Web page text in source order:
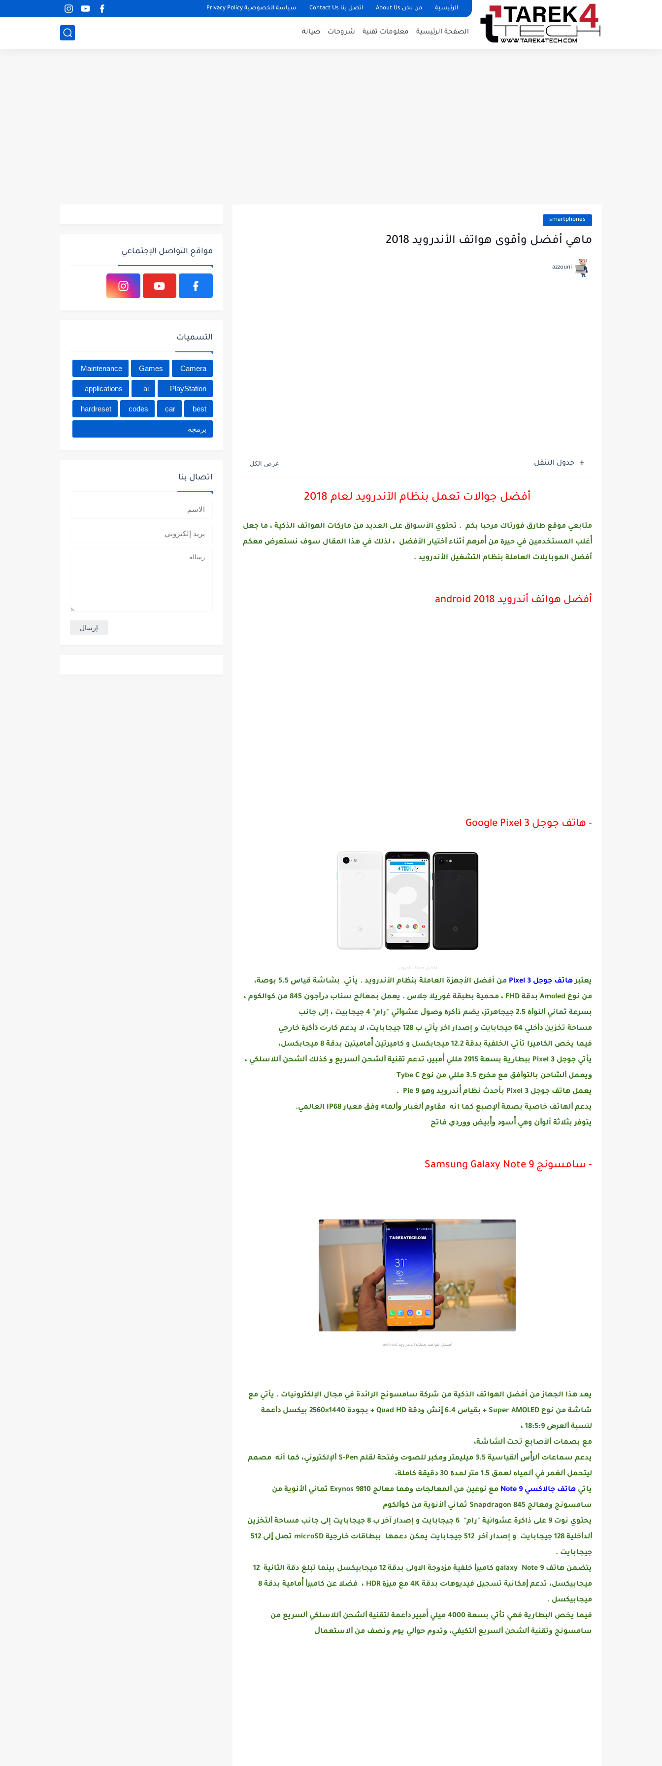
الرئيسية من نحن About Us اتصل بنا Contact Us سياسة الخصوصية Privacy Policy
الصفحة الرئيسية معلومات تقنية شروحات صيانة
smartphones
ماهي أفضل وأقوى هواتف الأندرويد 2018
azzouni
جدول التنقل
أفضل جوالات تعمل بنظام الآندرويد لعام 2018
متابعي موقع طارق فورتاك مرحبا بكم . تحتوي الأسواق على العديد من ماركات الهواتف الذكية ، ما جعل
ﺃﻏﻠﺐ المستخدمين ﻓﻲ ﺣﻴﺮﺓ ﻣﻦ ﺃﻣﺮﻫﻢ أثناء ﺍﺧﺘﻴﺎﺭ الأفضل ، ﻟﺬﻟﻚ في هذا المقال سوف نستعرض معكم
أفضل الموبايلات العاملة بنظام التشغيل الأندرويد .
أفضل هواتف أندرويد android 2018
- هاتف ﺟﻮﺟﻞ Google Pixel 3
أفضل هواتف أندرويد
يعتبر هاتف ﺟﻮﺟﻞ Pixel 3
من أفضل الأجهزة العاملة بنظام الآندرويد . يأتي ﺑﺸﺎﺷﺔ ﻗﻴﺎﺱ 5.5 ﺑﻮﺻﺔ،
ﻣﻦ ﻧﻮﻉ Amoled ﺑﺪﻗﺔ FHD ، ﻣﺤﻤﻴﺔ ﺑﻄﺒﻘﺔ ﻏﻮﺭﻳﻼ ﺟﻼﺱ . يعمل ﺑﻤﻌﺎﻟﺞ ﺳﻨﺎﺏ ﺩﺭﺍﺟﻮﻥ 845 من كوالكوم ،
بسرعة ﺛﻤﺎﻧﻲ ﺍﻟﻨﻮﺍﺓ 2.5 ﺟﻴﺠﺎﻫﺮﺗﺰ، يضم ذﺍﻛﺮﺓ ﻭﺻﻮﻝ ﻋﺸﻮﺍﺋﻲ "رام" 4 ﺟﻴﺠﺎبيت ، إلى جانب
مساحة ﺗﺨﺰﻳﻦ ﺩﺍﺧﻠﻲ 64 ﺟﻴﺠﺎﺑﺎﻳﺖ ﻭ إصدار اخر يأتي ب 128 ﺟﻴﺠﺎﺑﺎﻳﺖ، ﻻ ﻳﺪﻋﻢ ﻛﺎﺭﺕ ﺫﺍﻛﺮﺓ ﺧﺎﺭﺟﻲ
فيما يخص الكاميرا تأتي الخلفية ﺑﺪﻗﺔ 12.2 ﻣﻴﺠﺎﺑﻜﺴﻞ و ﻛﺎﻣﻴﺮﺗﻴﻦ ﺃﻣﺎﻣﻴﺘﻴﻦ ﺑﺪﻗﺔ 8 ﻣﻴﺠﺎﺑﻜﺴﻞ،
يأتي ﺟﻮﺟﻞ Pixel 3 ﺑﺒﻄﺎﺭﻳﺔ ﺑﺴﻌﺔ 2915 ﻣﻠﻠﻲ ﺃﻣﺒﻴﺮ، تدعم تقنية ﺍﻟﺸﺤﻦ ﺍﻟﺴﺮﻳﻊ ﻭ كذلك ﺍﻟﺸﺤﻦ ﺍﻟﻼﺳﻠﻜﻲ ،
ﻭﻳﻌﻤﻞ ﺍﻟﺸﺎﺣﻦ ﺑﺎﻟﺘﻮﺍﻓﻖ ﻣﻊ ﻣﺨﺮﺝ 3.5 ﻣﻠﻠﻲ ﻣﻦ ﻧﻮﻉ Tybe C
ﻳﻌﻤﻞ ﻫﺎﺗﻒ ﺟﻮﺟﻞ Pixel 3 بأحدث نظام ﺃﻧﺪﺭﻭﻳﺪ وهو 9 Pie .
ﻳﺪﻋﻢ ﺍﻟﻬﺎﺗﻒ ﺧﺎﺻﻴﺔ ﺑﺼﻤﺔ ﺍﻹﺻﺒﻊ كما انه ﻣﻘﺎﻭم ﺍﻟﻐﺒﺎﺭ ﻭﺍﻟﻤﺎﺀ وفق معيار IP68 العالمي.
يتوفر بثلاثة أﻟﻮﺍﻥ وهي ﺃﺳﻮﺩ ﻭﺃﺑﻴﺾ ﻭﻭﺭﺩﻱ ﻓﺎﺗﺢ
- سامسونج Samsung Galaxy Note 9
أفضل هواتف بنظام الآندرويد android
يعد هذا الجهاز من أفضل الهواتف الذكية من شركة سامسونج الرائدة في مجال الإلكترونيات . يأتي مع
شاﺷﺔ ﻣﻦ ﻧﻮﻉ Super AMOLED + ﺑﻘﻴﺎﺱ 6.4 ﺇﻧﺶ ﻭﺩﻗﺔ Quad HD + بجودة 1440×2560 ﺑﻴﻜﺴﻞ ﺩﺍﻋﻤﺔ
ﻟﻨﺴﺒﺔ ﺍﻟﻌﺮﺽ 18:5:9 ،
مع ﺑﺼﻤﺎﺕ ﺍﻷﺻﺎﺑﻊ ﺗﺤﺖ ﺍﻟﺸﺎﺷﺔ،
يدعم ﺳﻤﺎﻋﺎﺕ ﺍﻟﺮﺃﺱ ﺍﻟﻘﻴﺎﺳﻴﺔ 3.5 ﻣﻴﻠﻴﻤﺘﺮ ﻭﻣﻜﺒﺮ ﻟﻠﺼﻮﺕ ﻭﻓﺘﺤﺔ ﻟﻘﻠﻢ S-Pen ﺍﻹﻟﻜﺘﺮﻭﻧﻲ، كما أنه ﻣﺼﻤﻢ
ﻟﻴﺘﺤﻤﻞ ﺍﻟﻐﻤﺮ ﻓﻲ ﺍﻟﻤﻴﺎﻩ ﻟﻌﻤﻖ 1.5 ﻣﺘﺮ ﻟﻤﺪﺓ 30 ﺩﻗﻴﻘﺔ ﻛﺎﻣﻠﺔ،
ياتي هاتف جالاكسي Note 9
مع ﻧﻮﻋﻴﻦ ﻣﻦ ﺍﻟﻤﻌﺎﻟﺠﺎﺕ ﻭﻫﻤﺎ ﻣﻌﺎﻟﺞ Exynos 9810 ﺛﻤﺎﻧﻲ ﺍﻷﻧﻮﻳﺔ ﻣﻦ
ﺳﺎﻣﺴﻮﻧﺞ ﻭﻣﻌﺎﻟﺞ Snapdragon 845 ﺛﻤﺎﻧﻲ ﺍﻷﻧﻮﻳﺔ ﻣﻦ ﻛﻮﺍﻟﻜﻮﻡ
يحتوي نوت 9 على ذاكرة عشوائية "رام" 6 جيجابايت و إصدار آخر ب 8 ﺟﻴﺠﺎﺑﺎﻳﺖ إلى جانب ﻣﺴﺎﺣﺔ ﺍﻟﺘﺨﺰﻳﻦ
ﺍﻟﺪﺍﺧﻠﻴﺔ 128 جيجابايت و إصدار آخر 512 ﺟﻴﺠﺎﺑﺎﻳﺖ يمكن دعمها ببطاﻗﺎﺕ ﺧﺎﺭﺟﻴﺔ microSD تصل ﺇﻟﻰ 512
ﺟﻴﺠﺎﺑﺎﻳﺖ .
يتضمن هاتف galaxy Note 9 ﻛﺎﻣﻴﺮﺍ ﺧﻠﻔﻴﺔ ﻣﺰﺩﻭﺟﺔ الاولى ﺑﺪﻗﺔ 12 ﻣﻴﺠﺎﺑﻴﻜﺴﻞ بينما تبلغ دقة الثانية 12
ﻣﻴﺠﺎﺑﻴﻜﺴﻞ، ﺗﺪﻋﻢ ﺇﻣﻜﺎﻧﻴﺔ ﺗﺴﺠﻴﻞ ﻓﻴﺪﻳﻮﻫﺎﺕ ﺑﺪﻗﺔ 4K ﻣﻊ ﻣﻴﺰﺓ HDR ، فضلا عن ﻛﺎﻣﻴﺮﺍ ﺃﻣﺎﻣﻴﺔ ﺑﺪﻗﺔ 8
ﻣﻴﺠﺎﺑﻴﻜﺴﻞ .
فيما يخص البطارية فهي تأتي ﺑﺴﻌﺔ 4000 ﻣﻴﻠﻲ ﺃﻣﺒﻴﺮ ﺩﺍﻋﻤﺔ ﻟﺘﻘﻨﻴﺔ ﺍﻟﺸﺤﻦ ﺍﻟﻼﺳﻠﻜﻲ ﺍﻟﺴﺮﻳﻊ ﻣﻦ
ﺳﺎﻣﺴﻮﻧﺞ ﻭﺗﻘﻨﻴﺔ ﺍﻟﺸﺤﻦ ﺍﻟﺴﺮﻳﻊ ﺍﻟﺘﻜﻴﻔﻲ، ﻭﺗﺪﻭﻡ ﺣﻮﺍﻟﻲ ﻳﻮﻡ ﻭﻧﺼﻒ ﻣﻦ ﺍﻻﺳﺘﻌﻤﺎﻝ
مواقع التواصل الإجتماعي
التسميات
Camera
Games
Maintenance
PlayStation
ai
applications
best
car
codes
hardreset
برمجة
اتصال بنا